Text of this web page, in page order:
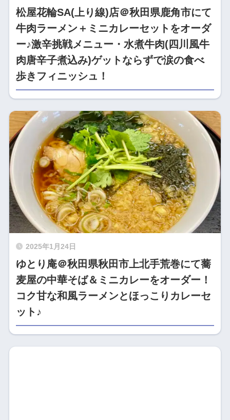
松屋花輪SA(上り線)店＠秋田県鹿角市にて
牛肉ラーメン＋ミニカレーセットをオーダ
ー♪激辛挑戦メニュー・水煮牛肉(四川風牛
肉唐辛子煮込み)ゲットならずで涙の食べ
歩きフィニッシュ！
2025年1月24日
ゆとり庵＠秋田県秋田市上北手荒巻にて蕎
麦屋の中華そば＆ミニカレーをオーダー！
コク甘な和風ラーメンとほっこりカレーセ
ット♪